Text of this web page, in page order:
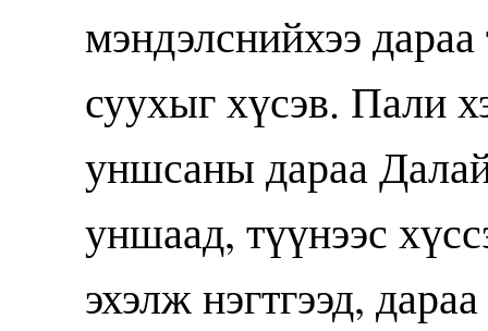
мэндэлснийхээ
суухыг хүсэв. Пали
уншсаны дараа
уншаад, түүнээс
эхэлж нэгтгээд,